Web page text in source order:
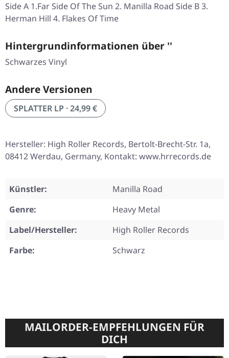
Side A 1.Far Side Of The Sun 2. Manilla Road Side B 3.
Herman Hill 4. Flakes Of Time
Hintergrundinformationen über ''
Schwarzes Vinyl
Andere Versionen
SPLATTER LP · 24,99 €
Hersteller: High Roller Records, Bertolt-Brecht-Str. 1a,
08412 Werdau, Germany, Kontakt: www.hrrecords.de
Künstler:
Manilla Road
Genre:
Heavy Metal
Label/Hersteller:
High Roller Records
Farbe:
Schwarz
MAILORDER-EMPFEHLUNGEN FÜR
DICH